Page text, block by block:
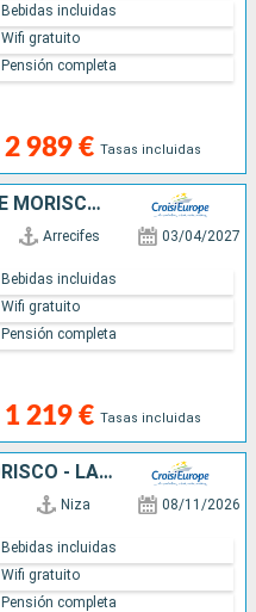
2 989 € Tasas incluidas
Bebidas incluidas
Wifi gratuito
Pensión completa
LOS ESPLENDORES DEL ARTE MORISCO - LAS CIUDADES IMPERIALES DE MARRUECOS (PUERTO-PUERTO)
Arrecifes 03/04/2027
1 219 € Tasas incluidas
Bebidas incluidas
Wifi gratuito
Pensión completa
ESPLENDORES DEL ARTE MORISCO - LAS CIUDADES IMPERIALES DE MARRUECOS (PUERTO-PUERTO)
Niza 08/11/2026
Bebidas incluidas
Wifi gratuito
Pensión completa